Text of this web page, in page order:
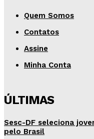
Quem Somos
Contatos
Assine
Minha Conta
ÚLTIMAS
Sesc-DF seleciona
pelo Brasil